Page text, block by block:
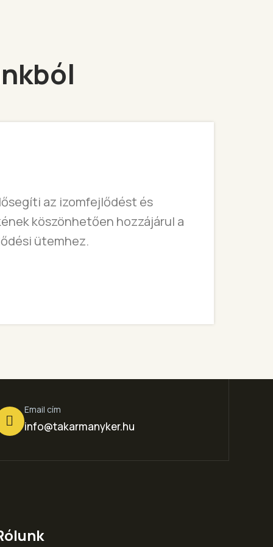
az izomfejlődést és
köszönhetően hozzájárul a
ütemhez.
Email cím
info@takarmanyker.hu